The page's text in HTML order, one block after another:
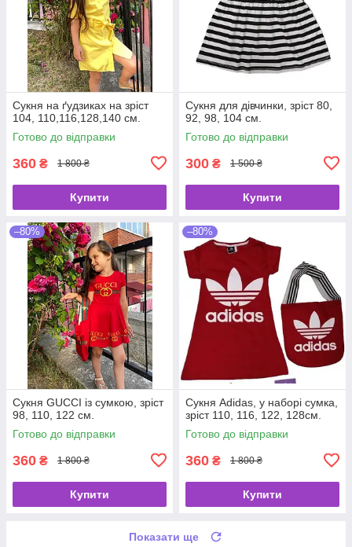
Сукня на ґудзиках на зріст
104, 110,116,128,140 см.
Готово до відправки
360 ₴ 1 800 ₴
Купити
Сукня для дівчинки, зріст 80,
92, 98, 104 см.
Готово до відправки
300 ₴ 1 500 ₴
Купити
–80%
Сукня GUCCI із сумкою, зріст
98, 110, 122 см.
Готово до відправки
360 ₴ 1 800 ₴
Купити
–80%
Сукня Adidas, у наборі сумка,
зріст 110, 116, 122, 128см.
Готово до відправки
360 ₴ 1 800 ₴
Купити
Показати ще